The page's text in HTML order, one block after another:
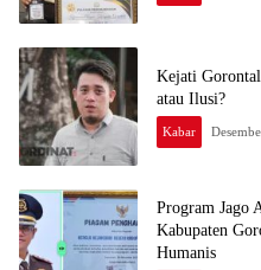
Kejati
atau Ilusi?
Kabar
Program Jago
Kabupaten
Humanis